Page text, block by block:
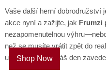
Vaše další herní dobrodružství
akce nyní a zažijte, jak Frumzi
nezapomenutelnou
než se musíte vrátit zpět do
unést, kam vás váš den
Shop Now